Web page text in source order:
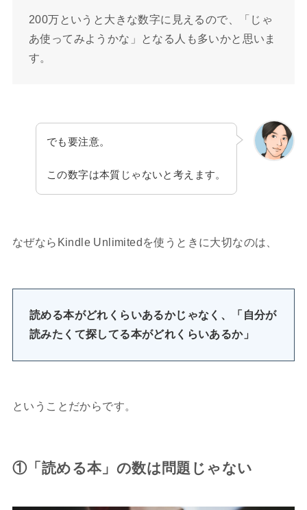
200万というと大きな数字に見えるので、「じゃ
あ使ってみようかな」となる人も多いかと思いま
す。
でも要注意。
この数字は本質じゃないと考えます。
なぜならKindle Unlimitedを使うときに大切なのは、
読める本がどれくらいあるかじゃなく、「自分が
読みたくて探してる本がどれくらいあるか」
ということだからです。
①「読める本」の数は問題じゃない